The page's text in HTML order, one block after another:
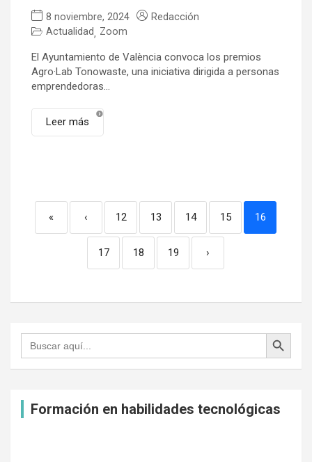
8 noviembre, 2024
Redacción
Actualidad, Zoom
El Ayuntamiento de València convoca los premios
Agro·Lab Tonowaste, una iniciativa dirigida a personas
emprendedoras...
Leer más
« ‹ 12 13 14 15 16
17 18 19 ›
Buscar: Botón de búsqueda
Formación en habilidades tecnológicas